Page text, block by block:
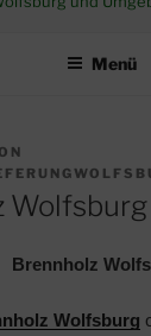
Menü
Wolfsburg
Brennholz
Wolfsburg